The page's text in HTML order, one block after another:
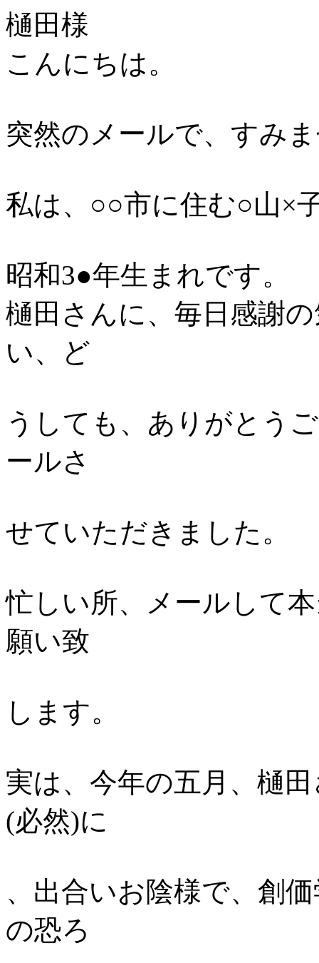
樋田様
こんにちは。
突然のメールで、すみ
私は、○○市に住む○山×
昭和3●年生まれです。
樋田さんに、毎日感謝
い、ど
うしても、ありがとう
ールさ
せていただきました。
忙しい所、メールして
願い致
します。
実は、今年の五月、樋
(必然)に
、出合いお陰様で、創
の恐ろ